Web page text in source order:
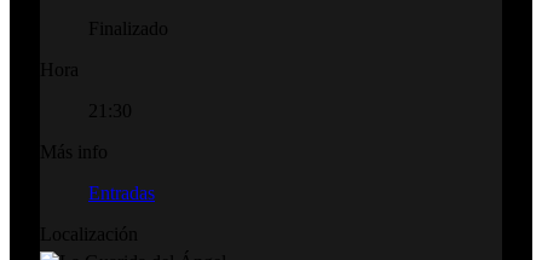
Finalizado
Hora
21:30
Más info
Entradas
Localización